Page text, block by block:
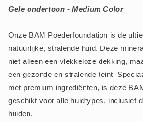
Cosmetics
Cosmetics
Gele ondertoon - Medium Color
Onze BAM Poederfoundation is de
natuurlijke, stralende huid. Deze
niet alleen een vlekkeloze dekking,
een gezonde en stralende teint.
met premium ingrediënten, is deze
geschikt voor alle huidtypes, inclusief
huiden.